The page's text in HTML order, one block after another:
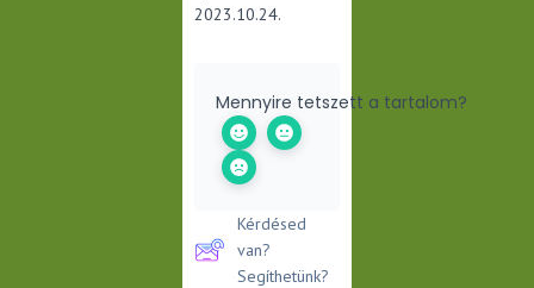
2023.10.24.
Mennyire tetszett a tartalom?
Kérdésed
van?
Segíthetünk?